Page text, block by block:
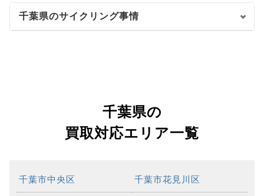
千葉県のサイクリング事情
千葉県の
買取対応エリア一覧
千葉市中央区 千葉市花見川区